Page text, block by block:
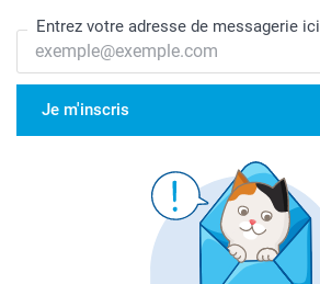
Entrez votre adresse de messagerie ici
Je m'inscris